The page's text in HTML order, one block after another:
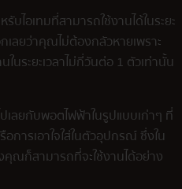
ไอเทมที่สามารถใช้งานได้ในระยะ
เลยว่าคุณไม่ต้องกลัวหายเพราะ
นระยะเวลาไม่กี่วันต่อ 1 ตัวเท่านั้น
เลยกับพอตไฟฟ้าในรูปแบบเก่าๆ ที่
การเอาใจใส่ในตัวอุปกรณ์ ซึ่งใน
ณก็สามารถที่จะใช้งานได้อย่าง